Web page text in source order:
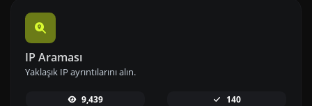
IP Araması
Yaklaşık IP ayrıntılarını alın.
9,439 140